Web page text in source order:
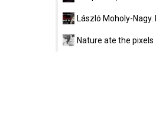
László Moholy-Nagy.
Nature ate the pixels